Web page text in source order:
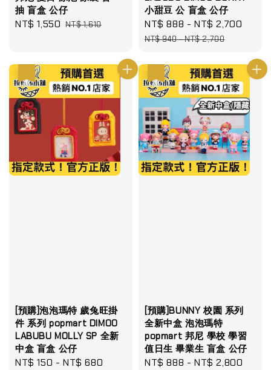
抽 盲盒 公仔
Sale
NT$ 1,550 Regular
NT$ 1,610
小甜豆 公 盲盒 公仔
Sale
price
NT$ 888 -NT$ 2,700
NT$ 940-NT$ 2,700
[預購]泡泡瑪特 歲兔旺掛
件 系列 popmart DIMOO
LABUBU MOLLY SP 全新
中盒 盲盒 公仔
Sale
NT$ 150 -NT$ 680
[預購]BUNNY 校園 系列
全新中盒 泡泡瑪特
popmart 邦尼 學校 學習
值日生 畢業生 盲盒 公仔
Sale
NT$ 888 -NT$ 2,800